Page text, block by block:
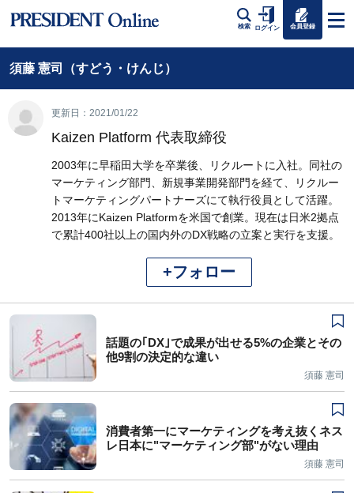
検索 ログイン 会員登録
須藤 憲司（すどう・けんじ）
更新日：2021/01/22
Kaizen Platform 代表取締役
2003年に早稲田大学を卒業後、リクルートに入社。同社の
マーケティング部門、新規事業開発部門を経て、リクルー
トマーケティングパートナーズにて執行役員として活躍。
2013年にKaizen Platformを米国で創業。現在は日米2拠点
で累計400社以上の国内外のDX戦略の立案と実行を支援。
+フォロー
話題の｢DX｣で成果が出せる5%の企業とその
他9割の決定的な違い
須藤 憲司
消費者第一にマーケティングを考え抜くネス
レ日本に"マーケティング部"がない理由
須藤 憲司